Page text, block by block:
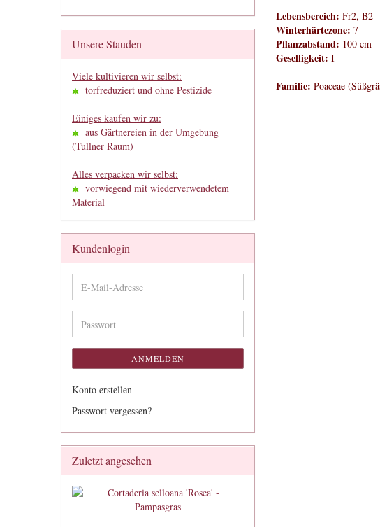
Lebensbereich: Fr2, B2
Winterhärtezone: 7
Pflanzabstand: 100 cm
Geselligkeit: I
Familie: Poaceae
Unsere Stauden
Viele kultivieren wir selbst:
torfreduziert und ohne Pestizide
Einiges kaufen wir zu:
aus Gärtnereien in der Umgebung
(Tullner Raum)
Alles verpacken wir selbst:
vorwiegend mit wiederverwendetem
Material
Kundenlogin
E-
Mail-
Adresse
Passwort
ANMELDEN
Konto erstellen
Passwort vergessen?
Zuletzt angesehen